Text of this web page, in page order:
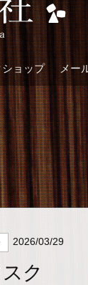
ョップ メー
2026/03/29
ク